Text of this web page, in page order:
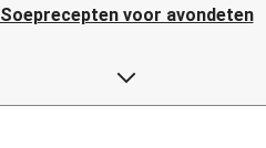
Soeprecepten voor avondeten
Rijstrecepten voor avondeten